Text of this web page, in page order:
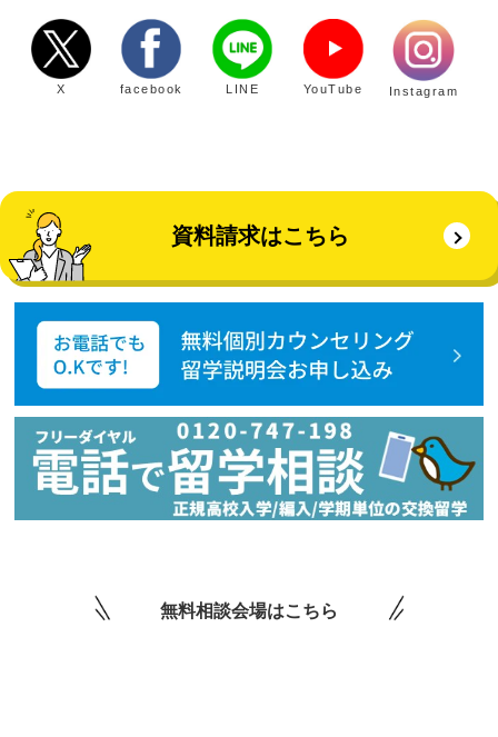
X facebook LINE YouTube Instagram
資料請求はこちら
無料相談会場はこちら